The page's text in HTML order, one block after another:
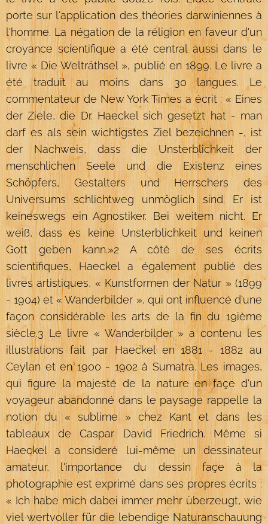
porte sur l'application des théories darwiniennes à
l'homme. La négation de la réligion en faveur d'un
croyance scientifique a été central aussi dans le
livre « Die Welträthsel », publié en 1899. Le livre a
été traduit au moins dans 30 langues. Le
commentateur de New York Times a écrit : « Eines
der Ziele, die Dr. Haeckel sich gesetzt hat - man
darf es als sein wichtigstes Ziel bezeichnen -, ist
der Nachweis, dass die Unsterblichkeit der
menschlichen Seele und die Existenz eines
Schöpfers, Gestalters und Herrschers des
Universums schlichtweg unmöglich sind. Er ist
keineswegs ein Agnostiker. Bei weitem nicht. Er
weiß, dass es keine Unsterblichkeit und keinen
Gott geben kann.»2 A côté de ses écrits
scientifiques, Haeckel a également publié des
livres artistiques, « Kunstformen der Natur » (1899
- 1904) et « Wanderbilder », qui ont influencé d'une
façon considérable les arts de la fin du 19ième
siècle.3 Le livre « Wanderbilder » a contenu les
illustrations fait par Haeckel en 1881 - 1882 au
Ceylan et en 1900 - 1902 à Sumatra. Les images,
qui figure la majesté de la nature en façe d'un
voyageur abandonné dans le paysage rappelle la
notion du « sublime » chez Kant et dans les
tableaux de Caspar David Friedrich. Même si
Haeckel a consideré lui-même un dessinateur
amateur, l'importance du dessin façe à la
photographie est exprimé dans ses propres écrits :
« Ich habe mich dabei immer mehr überzeugt, wie
viel wertvoller für die lebendige Naturanschauung